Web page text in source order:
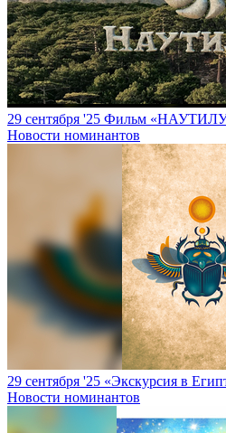
29 сентября '25 Фильм
Новости номинантов
29 сентября '25 «Экскурсия в
Новости номинантов